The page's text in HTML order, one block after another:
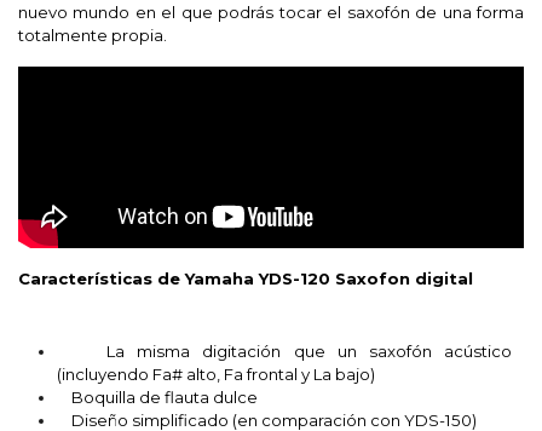
nuevo mundo en el que podrás tocar el saxofón de una forma
totalmente propia.
Características de Yamaha YDS-120 Saxofon digital
La misma digitación que un saxofón acústico
(incluyendo Fa# alto, Fa frontal y La bajo)
Boquilla de flauta dulce
Diseño simplificado (en comparación con YDS-150)